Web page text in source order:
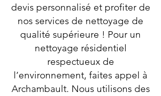
devis personnalisé et profiter de
nos services de nettoyage de
qualité supérieure ! Pour un
nettoyage résidentiel
respectueux de
l’environnement, faites appel à
Archambault. Nous utilisons des